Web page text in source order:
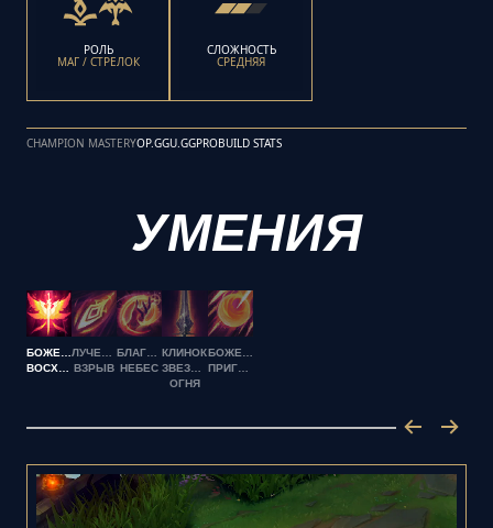
РОЛЬ
МАГ / СТРЕЛОК
СЛОЖНОСТЬ
СРЕДНЯЯ
CHAMPION MASTERYOP.GGU.GGPROBUILD STATS
УМЕНИЯ
БОЖЕСТВЕННОЕ
ЛУЧЕЗАРНЫЙ
ВЗРЫВ
БЛАГОСЛОВЕНИЕ
НЕБЕС
КЛИНОК
ЗВЕЗДНОГО
ОГНЯ
БОЖЕСТВЕННЫЙ
ПРИГОВОР